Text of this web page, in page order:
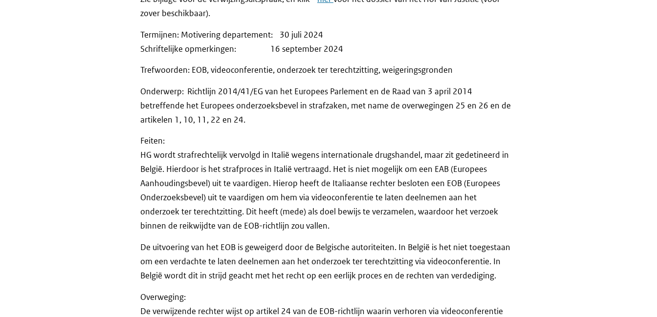
zover beschikbaar).
Termijnen: Motivering departement: 30 juli 2024
Schriftelijke opmerkingen: 16 september 2024
Trefwoorden: EOB, videoconferentie, onderzoek ter terechtzitting, weigeringsgronden
Onderwerp: Richtlijn 2014/41/EG van het Europees Parlement en de Raad van 3 april 2014
betreffende het Europees onderzoeksbevel in strafzaken, met name de overwegingen 25 en 26 en de
artikelen 1, 10, 11, 22 en 24.
Feiten:
HG wordt strafrechtelijk vervolgd in Italië wegens internationale drugshandel, maar zit gedetineerd in
België. Hierdoor is het strafproces in Italië vertraagd. Het is niet mogelijk om een EAB (Europees
Aanhoudingsbevel) uit te vaardigen. Hierop heeft de Italiaanse rechter besloten een EOB (Europees
Onderzoeksbevel) uit te vaardigen om hem via videoconferentie te laten deelnemen aan het
onderzoek ter terechtzitting. Dit heeft (mede) als doel bewijs te verzamelen, waardoor het verzoek
binnen de reikwijdte van de EOB-richtlijn zou vallen.
De uitvoering van het EOB is geweigerd door de Belgische autoriteiten. In België is het niet toegestaan
om een verdachte te laten deelnemen aan het onderzoek ter terechtzitting via videoconferentie. In
België wordt dit in strijd geacht met het recht op een eerlijk proces en de rechten van verdediging.
Overweging:
De verwijzende rechter wijst op artikel 24 van de EOB-richtlijn waarin verhoren via videoconferentie